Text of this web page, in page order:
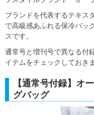
ブランドを代表するテキス
で高級感あふれる保冷バッ
スです。
通常号と増刊号で異なる付
イテムをチェックしておき
【通常号付録】オ
グバッグ